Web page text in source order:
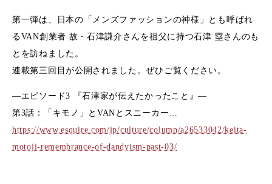
第一弾は、日本の「メンズファッションの神様」とも呼ばれ
るVAN創業者 故・石津謙介さんを祖父に持つ石津 塁さんのも
とを訪ねました。
連載第三回目が公開されました。ぜひご覧ください。
―エピソード3 『石津家が伝えたかったこと』―
第3話：「キモノ」とVANとスニーカー…
https://www.esquire.com/jp/culture/column/a26533042/keita-
motoji-remembrance-of-dandyism-past-03/